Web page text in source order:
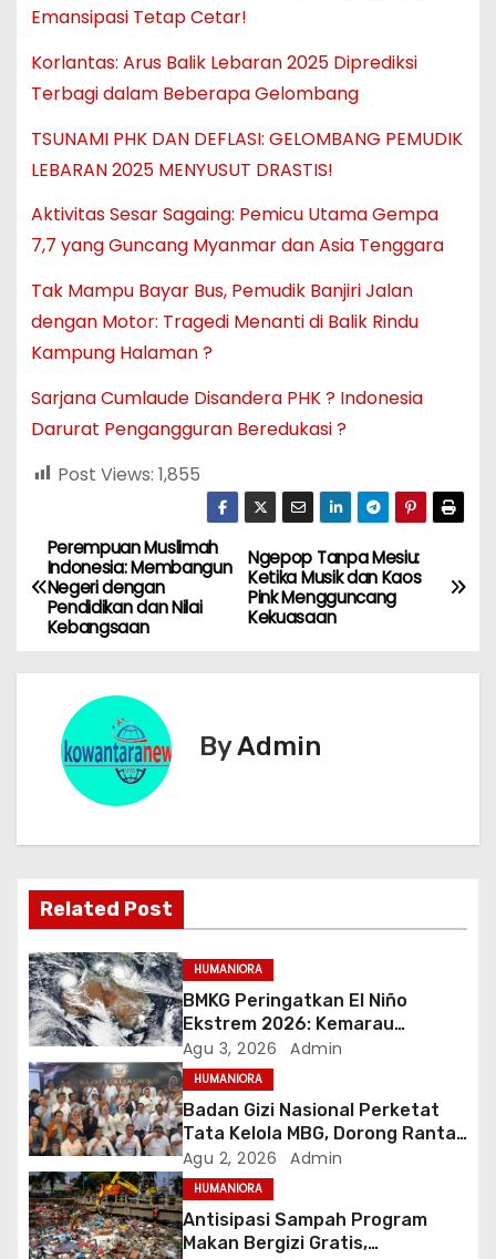
Emansipasi Tetap Cetar!
Korlantas: Arus Balik Lebaran 2025 Diprediksi
Terbagi dalam Beberapa Gelombang
TSUNAMI PHK DAN DEFLASI: GELOMBANG PEMUDIK
LEBARAN 2025 MENYUSUT DRASTIS!
Aktivitas Sesar Sagaing: Pemicu Utama Gempa
7,7 yang Guncang Myanmar dan Asia Tenggara
Tak Mampu Bayar Bus, Pemudik Banjiri Jalan
dengan Motor: Tragedi Menanti di Balik Rindu
Kampung Halaman ?
Sarjana Cumlaude Disandera PHK ? Indonesia
Darurat Pengangguran Beredukasi ?
Post Views: 1,855
N
a
s
i
p
o
s
Ngepop Tanpa Mesiu:
Ketika Musik dan Kaos
Pink Mengguncang
Kekuasaan
Perempuan Muslimah
Indonesia: Membangun
Negeri dengan
Pendidikan dan Nilai
Kebangsaan
ByAdmin
Related Post
HUMANIORA
BMKG Peringatkan El Niño
Ekstrem 2026: Kemarau
Panjang Berpeluang 98 Persen
hingga Awal 2027
Agu 3, 2026 Admin
HUMANIORA
Badan Gizi Nasional Perketat
Tata Kelola MBG, Dorong Rantai
Pasok Pangan Berbasis Petani
Lokal
Agu 2, 2026 Admin
HUMANIORA
Antisipasi Sampah Program
Makan Bergizi Gratis,